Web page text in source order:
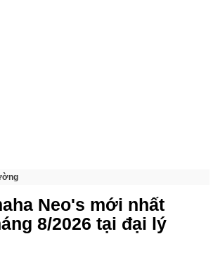
Neo's mới nhất
8/2026 tại đại lý